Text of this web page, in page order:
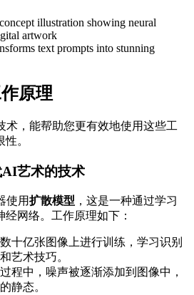
text prompts into stunning
原理
术，能帮助您更有效地使用这些工
。
艺术的技术
使用扩散模型 ，这是一种通过学习
网络。工作原理如下：
数十亿张图像上进行训练，学习识别
艺术技巧。
过程中，噪声被逐渐添加到图像中，
静态。